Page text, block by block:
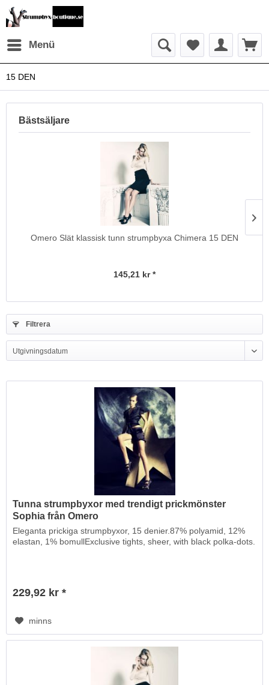
Menü
15 DEN
Bästsäljare
Omero Slät klassisk tunn strumpbyxa Chimera 15 DEN
145,21 kr *
Filtrera
Tunna strumpbyxor med trendigt prickmönster
Sophia från Omero
Eleganta prickiga strumpbyxor, 15 denier.87% polyamid, 12%
elastan, 1% bomullExclusive tights, sheer, with black polka-dots.
229,92 kr *
minns